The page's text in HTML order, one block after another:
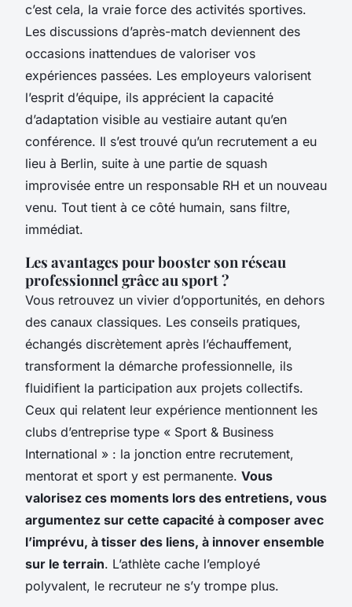
c’est cela, la vraie force des activités sportives.
Les discussions d’après-match deviennent des
occasions inattendues de valoriser vos
expériences passées. Les employeurs valorisent
l’esprit d’équipe, ils apprécient la capacité
d’adaptation visible au vestiaire autant qu’en
conférence. Il s’est trouvé qu’un recrutement a eu
lieu à Berlin, suite à une partie de squash
improvisée entre un responsable RH et un nouveau
venu. Tout tient à ce côté humain, sans filtre,
immédiat.
Les avantages pour booster son réseau
professionnel grâce au sport ?
Vous retrouvez un vivier d’opportunités, en dehors
des canaux classiques. Les conseils pratiques,
échangés discrètement après l’échauffement,
transforment la démarche professionnelle, ils
fluidifient la participation aux projets collectifs.
Ceux qui relatent leur expérience mentionnent les
clubs d’entreprise type « Sport & Business
International » : la jonction entre recrutement,
mentorat et sport y est permanente. Vous
valorisez ces moments lors des entretiens, vous
argumentez sur cette capacité à composer avec
l’imprévu, à tisser des liens, à innover ensemble
sur le terrain. L’athlète cache l’employé
polyvalent, le recruteur ne s’y trompe plus.